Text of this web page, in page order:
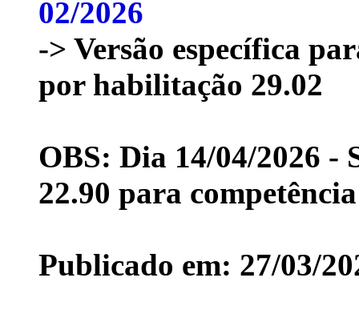
02/2026
-> Versão específica
por habilitação 29.02
OBS: Dia 14/04/2026 -
22.90 para
Publicado em: 27/03/